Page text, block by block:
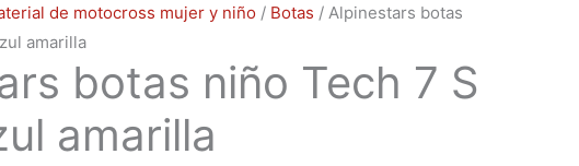
de motocross mujer y niño / Botas / Alpinestars botas
amarilla
botas niño Tech 7 S
amarilla